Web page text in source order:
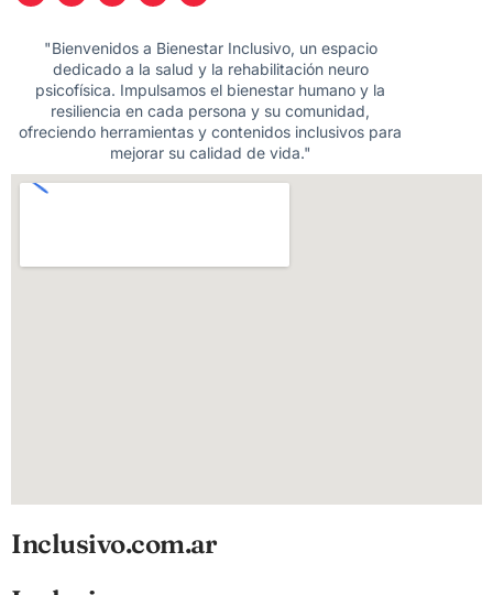
"Bienvenidos a Bienestar Inclusivo, un espacio
dedicado a la salud y la rehabilitación neuro
psicofísica. Impulsamos el bienestar humano y la
resiliencia en cada persona y su comunidad,
ofreciendo herramientas y contenidos inclusivos para
mejorar su calidad de vida."
Inclusivo.com.ar